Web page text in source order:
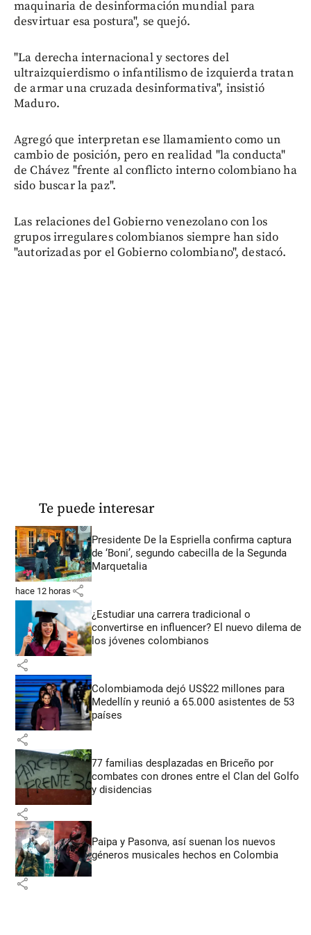
maquinaria de desinformación mundial para
desvirtuar esa postura", se quejó.
"La derecha internacional y sectores del
ultraizquierdismo o infantilismo de izquierda tratan
de armar una cruzada desinformativa", insistió
Maduro.
Agregó que interpretan ese llamamiento como un
cambio de posición, pero en realidad "la conducta"
de Chávez "frente al conflicto interno colombiano ha
sido buscar la paz".
Las relaciones del Gobierno venezolano con los
grupos irregulares colombianos siempre han sido
"autorizadas por el Gobierno colombiano", destacó.
Te puede interesar
Presidente De la Espriella confirma captura
de ‘Boni’, segundo cabecilla de la Segunda
Marquetalia
hace 12 horas share
¿Estudiar una carrera tradicional o
convertirse en influencer? El nuevo dilema de
los jóvenes colombianos
share
Colombiamoda dejó US$22 millones para
Medellín y reunió a 65.000 asistentes de 53
países
share
77 familias desplazadas en Briceño por
combates con drones entre el Clan del Golfo
y disidencias
share
Paipa y Pasonva, así suenan los nuevos
géneros musicales hechos en Colombia
share